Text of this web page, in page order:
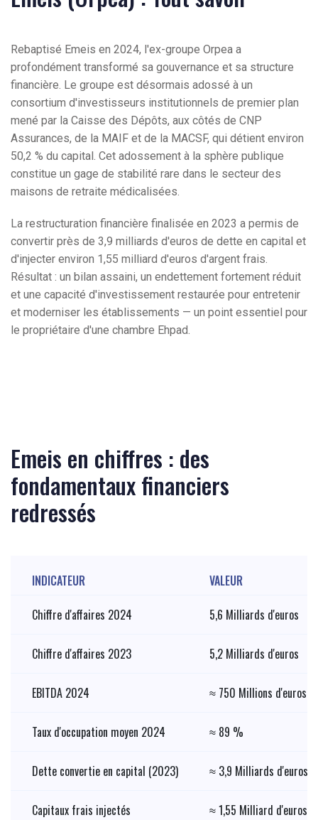
Rebaptisé Emeis en 2024, l'ex-groupe Orpea a
profondément transformé sa gouvernance et sa structure
financière. Le groupe est désormais adossé à un
consortium d'investisseurs institutionnels de premier plan
mené par la Caisse des Dépôts, aux côtés de CNP
Assurances, de la MAIF et de la MACSF, qui détient environ
50,2 % du capital. Cet adossement à la sphère publique
constitue un gage de stabilité rare dans le secteur des
maisons de retraite médicalisées.
La restructuration financière finalisée en 2023 a permis de
convertir près de 3,9 milliards d'euros de dette en capital et
d'injecter environ 1,55 milliard d'euros d'argent frais.
Résultat : un bilan assaini, un endettement fortement réduit
et une capacité d'investissement restaurée pour entretenir
et moderniser les établissements — un point essentiel pour
le propriétaire d'une chambre Ehpad.
Emeis en chiffres : des
fondamentaux financiers
redressés
INDICATEUR
VALEUR
Chiffre d'affaires 2024
5,6 Milliards d'euros
Chiffre d'affaires 2023 5,2 Milliards d'euros
EBITDA 2024 ≈ 750 Millions d'euros
Taux d'occupation moyen 2024 ≈ 89 %
Dette convertie en capital (2023) ≈ 3,9 Milliards d'euros
Capitaux frais injectés ≈ 1,55 Milliard d'euros